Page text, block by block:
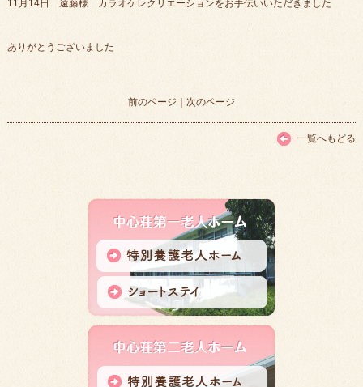
11月14日 遠藤様 カラオケレクリエーションをお手伝いいただきました
ありがとうございました
前のページ ｜ 次のページ
一覧へもどる